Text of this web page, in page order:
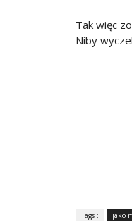
Tak więc
Niby
Tags : jako